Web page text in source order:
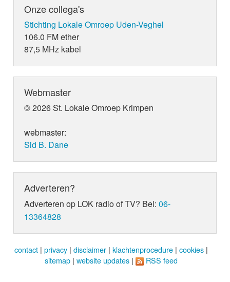
Onze collega's
Stichting Lokale Omroep Uden-Veghel
106.0 FM ether
87,5 MHz kabel
Webmaster
© 2026 St. Lokale Omroep Krimpen
webmaster:
Sid B. Dane
Adverteren?
Adverteren op LOK radio of TV? Bel:06-
13364828
contact | privacy | disclaimer | klachtenprocedure | cookies |
sitemap | website updates | RSS feed